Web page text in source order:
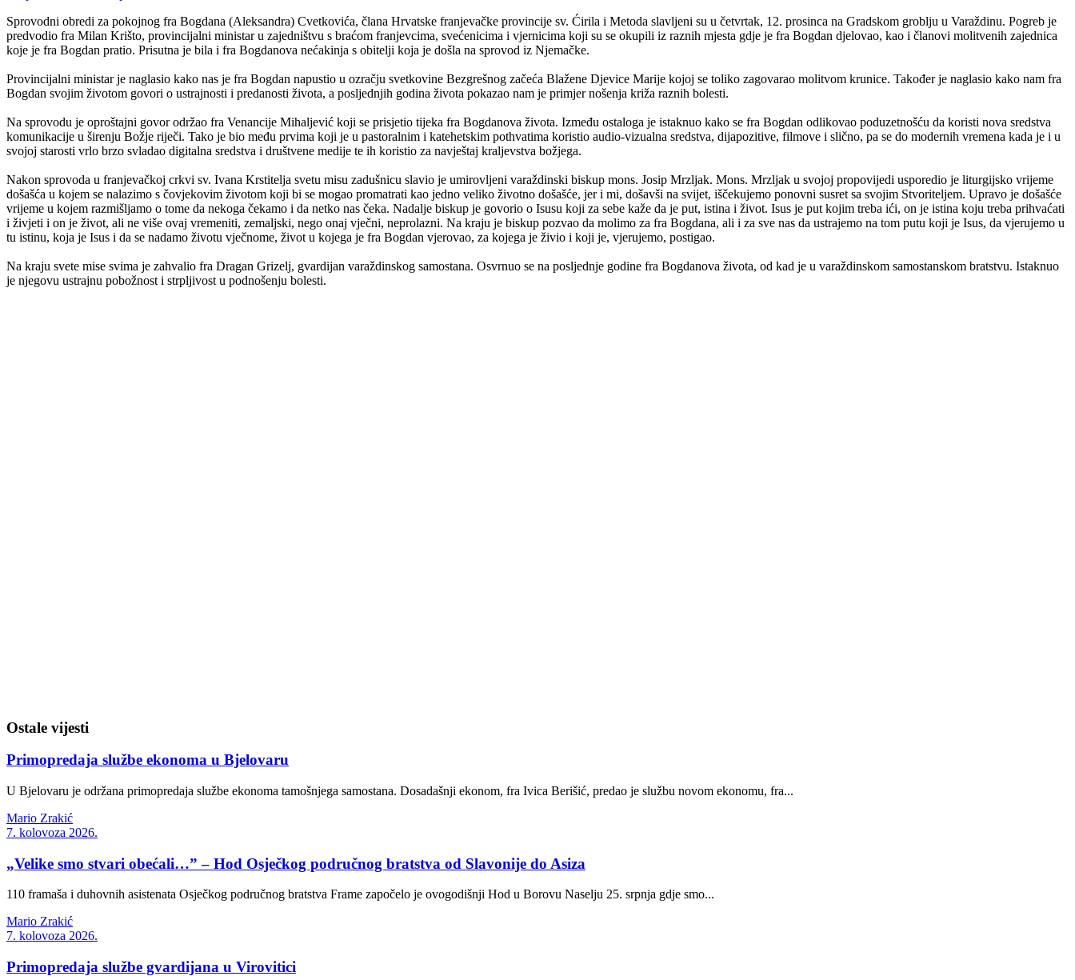
Sprovodni obredi za pokojnog fra Bogdana (Aleksandra) Cvetkovića, člana Hrvatske franjevačke provincije sv. Ćirila i Metoda slavljeni su u četvrtak, 12. prosinca na Gradskom groblju u Varaždinu. Pogreb je
predvodio fra Milan Krišto, provincijalni ministar u zajedništvu s braćom franjevcima, svećenicima i vjernicima koji su se okupili iz raznih mjesta gdje je fra Bogdan djelovao, kao i članovi molitvenih zajednica
koje je fra Bogdan pratio. Prisutna je bila i fra Bogdanova nećakinja s obitelji koja je došla na sprovod iz Njemačke.
Provincijalni ministar je naglasio kako nas je fra Bogdan napustio u ozračju svetkovine Bezgrešnog začeća Blažene Djevice Marije kojoj se toliko zagovarao molitvom krunice. Također je naglasio kako nam fra
Bogdan svojim životom govori o ustrajnosti i predanosti života, a posljednjih godina života pokazao nam je primjer nošenja križa raznih bolesti.
Na sprovodu je oproštajni govor održao fra Venancije Mihaljević koji se prisjetio tijeka fra Bogdanova života. Između ostaloga je istaknuo kako se fra Bogdan odlikovao poduzetnošću da koristi nova sredstva
komunikacije u širenju Božje riječi. Tako je bio među prvima koji je u pastoralnim i katehetskim pothvatima koristio audio-vizualna sredstva, dijapozitive, filmove i slično, pa se do modernih vremena kada je i u
svojoj starosti vrlo brzo svladao digitalna sredstva i društvene medije te ih koristio za navještaj kraljevstva božjega.
Nakon sprovoda u franjevačkoj crkvi sv. Ivana Krstitelja svetu misu zadušnicu slavio je umirovljeni varaždinski biskup mons. Josip Mrzljak. Mons. Mrzljak u svojoj propovijedi usporedio je liturgijsko vrijeme
došašća u kojem se nalazimo s čovjekovim životom koji bi se mogao promatrati kao jedno veliko životno došašće, jer i mi, došavši na svijet, iščekujemo ponovni susret sa svojim Stvoriteljem. Upravo je došašće
vrijeme u kojem razmišljamo o tome da nekoga čekamo i da netko nas čeka. Nadalje biskup je govorio o Isusu koji za sebe kaže da je put, istina i život. Isus je put kojim treba ići, on je istina koju treba prihvaćati
i živjeti i on je život, ali ne više ovaj vremeniti, zemaljski, nego onaj vječni, neprolazni. Na kraju je biskup pozvao da molimo za fra Bogdana, ali i za sve nas da ustrajemo na tom putu koji je Isus, da vjerujemo u
tu istinu, koja je Isus i da se nadamo životu vječnome, život u kojega je fra Bogdan vjerovao, za kojega je živio i koji je, vjerujemo, postigao.
Na kraju svete mise svima je zahvalio fra Dragan Grizelj, gvardijan varaždinskog samostana. Osvrnuo se na posljednje godine fra Bogdanova života, od kad je u varaždinskom samostanskom bratstvu. Istaknuo
je njegovu ustrajnu pobožnost i strpljivost u podnošenju bolesti.
Ostale vijesti
Primopredaja službe ekonoma u Bjelovaru
U Bjelovaru je održana primopredaja službe ekonoma tamošnjega samostana. Dosadašnji ekonom, fra Ivica Berišić, predao je službu novom ekonomu, fra...
Mario Zrakić
7. kolovoza 2026.
„Velike smo stvari obećali…” – Hod Osječkog područnog bratstva od Slavonije do Asiza
110 framaša i duhovnih asistenata Osječkog područnog bratstva Frame započelo je ovogodišnji Hod u Borovu Naselju 25. srpnja gdje smo...
Mario Zrakić
7. kolovoza 2026.
Primopredaja službe gvardijana u Virovitici